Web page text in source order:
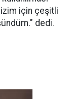
için çeşitli
dedi.